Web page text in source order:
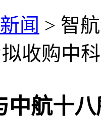
新闻 > 智
收购中
中航十